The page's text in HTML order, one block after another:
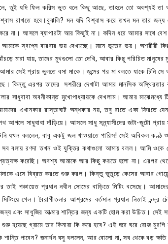
তুই যদি ফিল করিস ভূত বলে কিছু আছে, তাহলে তো অবশ্যই তা
রাখতে হবে।বুঝলি? মন যদি বিশ্বাস করে তখন মন তার
না। আসলে ব্যাপারটা আর কিছুই না। কদিন ধরে আমার সাথে
স্বপ্নে বারবার ভয় দেখাচ্ছে। মানে ভূতের ভয়। অশরীরী
মারা যায়, তাদের মুখগুলো তো দেখি, আবার কিছু পরিচিত মানুষের
সেই প্রায় ভুলতে বসা মাকে। জন্মের পর মা বলতে যাকে চিনি
কিন্তু এরপর তাদের সশরীরে দেখাটা আমার মানসিক অস্থিরতার
সাধুবাবা অবনীকান্ত মুখোপাধ্যায়কে দেখলাম। আমার
এখানকার রাস্তাঘাট অন্ধকার নয়, তবু রাতে একা ফিরতে যেন
আগলে সাধুবাবা দাঁড়িয়ে। আসলে সাধু সন্ন্যাসীদের জটা-জুটো
যখন বললেন, বাবু একটু জল খাওয়াতে পারিস! সেই অবিকল কণ্ঠ
সব বলায় রণদা তখন ওই যুক্তির কথাগুলো আমায় বলল। আমি ওকে
করেছি। অবশ্য আমাকে আর কিছু করতে হলো না। এরপর
এসে বিব্রত করতে শুরু করল। কিন্তু ভুতুড়ে কেসের আবার
তাই পঞ্চায়েত প্রধান নবীন সোমের বাড়িতে মিটিং বসেছে।
মিটিংয়ে গেল। বৈরাগীতলার আশ্রমের বর্তমান প্রধান নিতাই
জন্য এবং সাধুজির আত্মার শান্তির জন্য একটি হোম করা উচিত। সেই
হয়েছে গ্রামে তার কিনারা কি করে হবে? এই ঘরে ঘরে রোজ
শান্তি পাবেন? জনার্দন বসু বললেন, আর বোলো না, সব থেকে বড়